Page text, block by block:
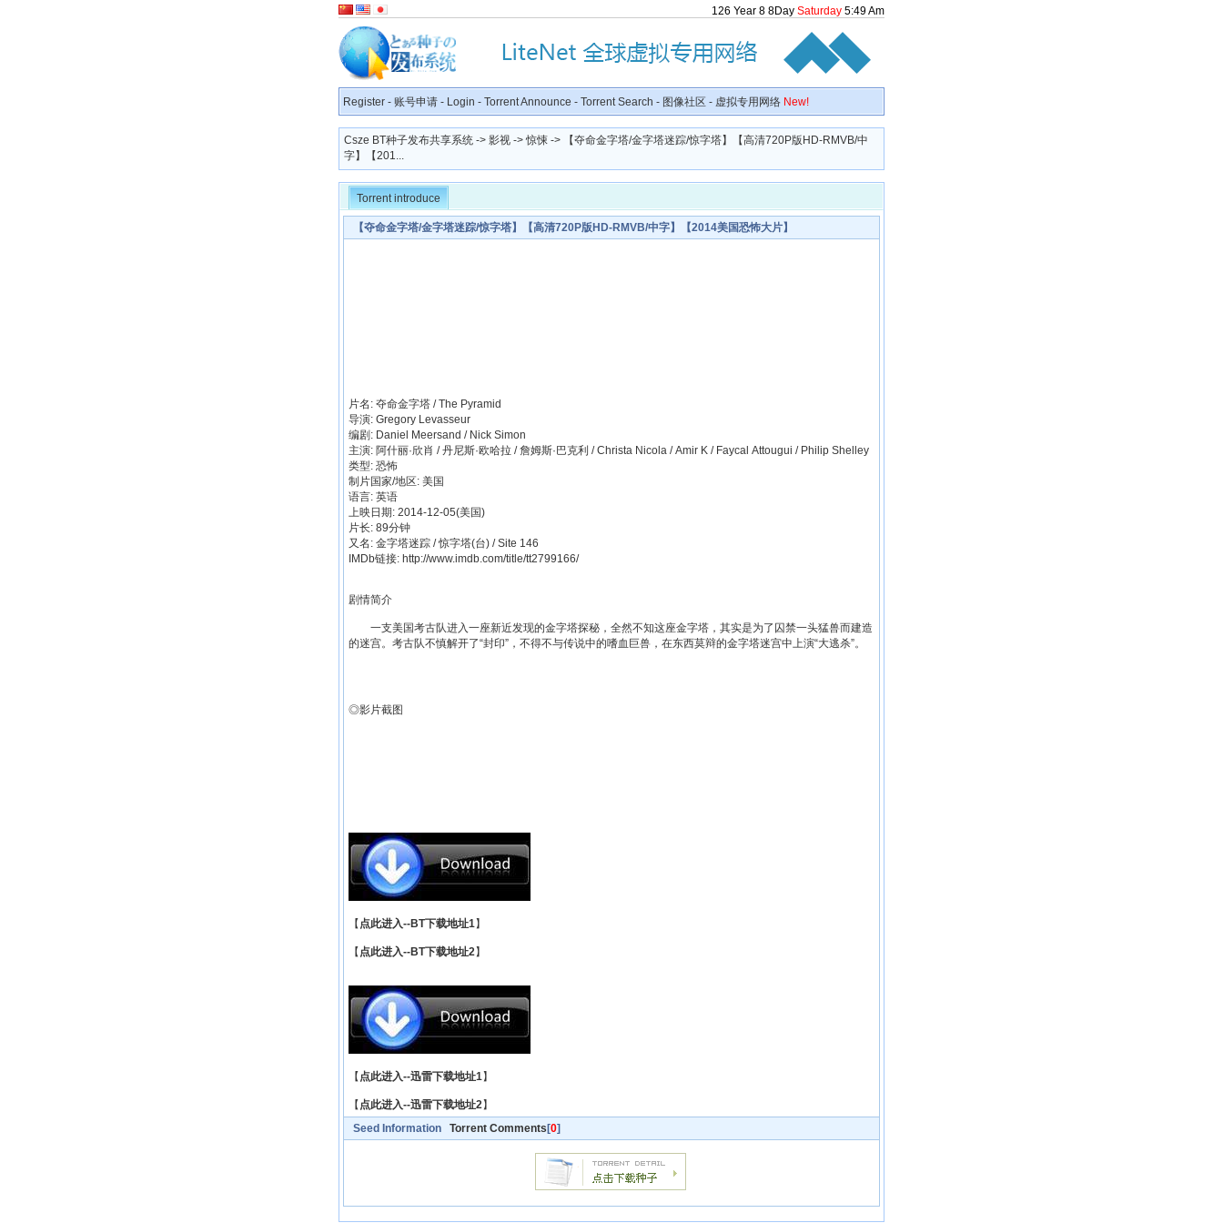
126 Year 8 8Day Saturday 5:49Am
Register - 账号申请 - Login - Torrent Announce - Torrent Search - 图像社区 - 虚拟专用网络 New!
Csze BT种子发布共享系统 -> 影视 ->惊悚 -> 【夺命金字塔/金字塔迷踪/惊字塔】【高清720P版HD-RMVB/中
字】【201...
Torrent introduce
【夺命金字塔/金字塔迷踪/惊字塔】【高清720P版HD-RMVB/中字】【2014美国恐怖大片】
片名: 夺命金字塔 / The Pyramid
导演: Gregory Levasseur
编剧: Daniel Meersand / Nick Simon
主演: 阿什丽·欣肖 / 丹尼斯·欧哈拉 / 詹姆斯·巴克利 / Christa Nicola / Amir K / Faycal Attougui / Philip Shelley
类型: 恐怖
制片国家/地区: 美国
语言: 英语
上映日期: 2014-12-05(美国)
片长: 89分钟
又名: 金字塔迷踪 / 惊字塔(台) / Site 146
IMDb链接: http://www.imdb.com/title/tt2799166/
剧情简介
一支美国考古队进入一座新近发现的金字塔探秘，全然不知这座金字塔，其实是为了囚禁一头猛兽而建造
的迷宫。考古队不慎解开了“封印”，不得不与传说中的嗜血巨兽，在东西莫辩的金字塔迷宫中上演“大逃杀”。
◎影片截图
【 点此进入--BT下载地址1】
【 点此进入--BT下载地址2】
【 点此进入--迅雷下载地址1】
【 点此进入--迅雷下载地址2】
Seed Information Torrent Comments [0]